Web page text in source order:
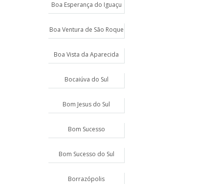
Boa Esperança do Iguaçu
Boa Ventura de São Roque
Boa Vista da Aparecida
Bocaiúva do Sul
Bom Jesus do Sul
Bom Sucesso
Bom Sucesso do Sul
Borrazópolis